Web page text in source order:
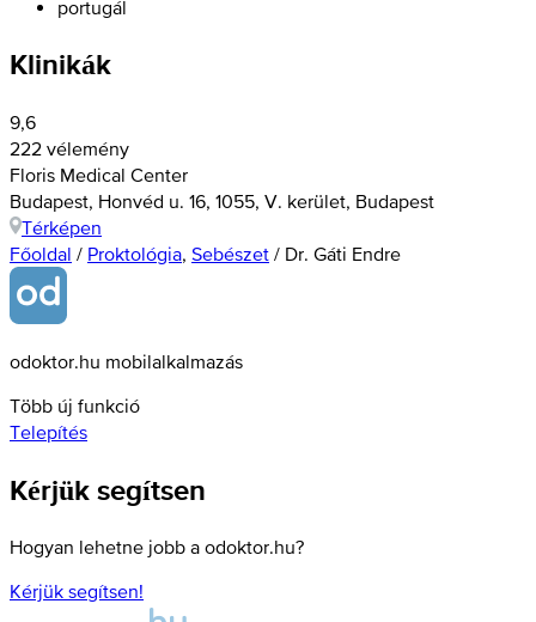
portugál
Klinikák
9,6
222 vélemény
Floris Medical Center
Budapest, Honvéd u. 16, 1055, V. kerület, Budapest
Térképen
Főoldal / Proktológia, Sebészet / Dr. Gáti Endre
odoktor.hu mobilalkalmazás
Több új funkció
Telepítés
Kérjük segítsen
Hogyan lehetne jobb a odoktor.hu?
Kérjük segítsen!